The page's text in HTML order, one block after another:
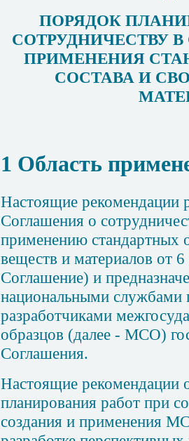
ПОРЯДОК
СОТРУДНИЧЕСТВУ
ПРИМЕНЕНИЯ
СОСТАВА И
1 Область
Настоящие рекомендации
Соглашения о
применению стандартных
веществ и материалов от
Соглашение) и
национальными службами
разработчиками
образцов (далее - МСО)
Соглашения.
Настоящие рекомендации
планирования работ при
создания и применения